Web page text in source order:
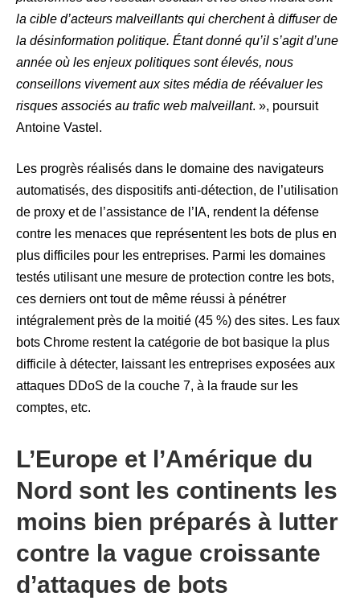
la cible d’acteurs malveillants qui cherchent à diffuser de
la désinformation politique. Étant donné qu’il s’agit d’une
année où les enjeux politiques sont élevés, nous
conseillons vivement aux sites média de réévaluer les
risques associés au trafic web malveillant. », poursuit
Antoine Vastel.
Les progrès réalisés dans le domaine des navigateurs
automatisés, des dispositifs anti-détection, de l’utilisation
de proxy et de l’assistance de l’IA, rendent la défense
contre les menaces que représentent les bots de plus en
plus difficiles pour les entreprises. Parmi les domaines
testés utilisant une mesure de protection contre les bots,
ces derniers ont tout de même réussi à pénétrer
intégralement près de la moitié (45 %) des sites. Les faux
bots Chrome restent la catégorie de bot basique la plus
difficile à détecter, laissant les entreprises exposées aux
attaques DDoS de la couche 7, à la fraude sur les
comptes, etc.
L’Europe et l’Amérique du
Nord sont les continents les
moins bien préparés à lutter
contre la vague croissante
d’attaques de bots